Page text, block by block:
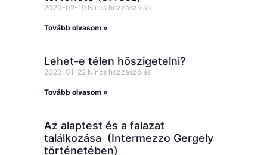
2020-02-19 Nincs hozzászólás
Tovább olvasom »
Lehet-e télen hőszigetelni?
2020-01-22 Nincs hozzászólás
Tovább olvasom »
Az alaptest és a falazat
találkozása (Intermezzo Gergely
történetében)